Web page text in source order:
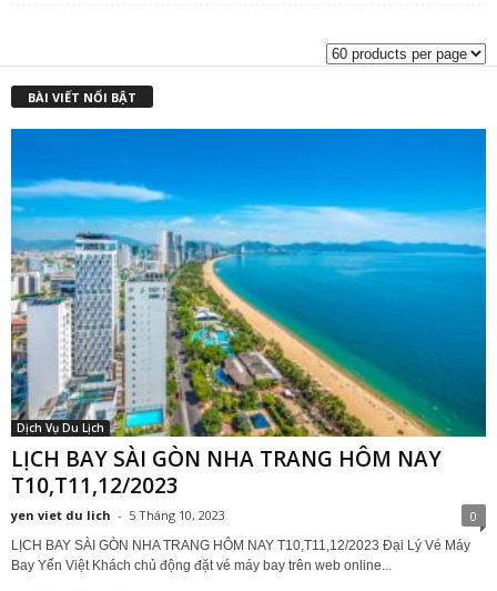
BÀI VIẾT NỔI BẬT
Dịch Vụ Du Lịch
LỊCH BAY SÀI GÒN NHA TRANG HÔM NAY
T10,T11,12/2023
yen viet du lich - 5 Tháng 10, 2023 0
LỊCH BAY SÀI GÒN NHA TRANG HÔM NAY T10,T11,12/2023 Đại Lý Vé Máy
Bay Yến Việt Khách chủ động đặt vé máy bay trên web online...